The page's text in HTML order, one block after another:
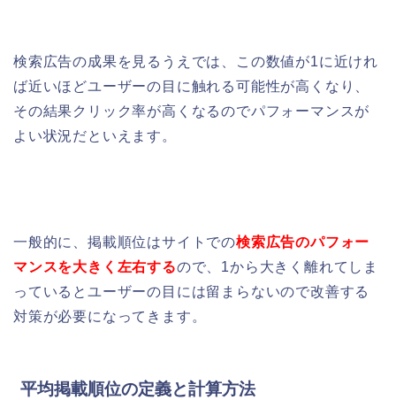
検索広告の成果を見るうえでは、この数値が1に近けれ
ば近いほどユーザーの目に触れる可能性が高くなり、
その結果クリック率が高くなるのでパフォーマンスが
よい状況だといえます。
一般的に、掲載順位はサイトでの検索広告のパフォー
マンスを大きく左右するので、 1から大きく離れてしま
っているとユーザーの目には留まらないので改善する
対策が必要になってきます。
平均掲載順位の定義と計算方法